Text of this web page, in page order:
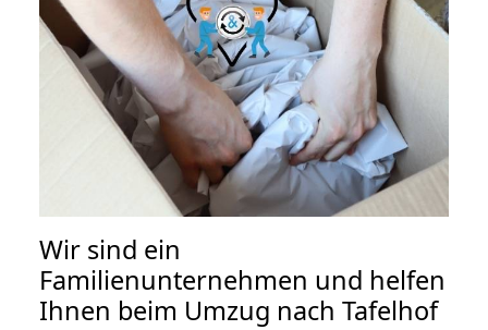
Wir sind ein
Familienunternehmen und helfen
Ihnen beim Umzug nach Tafelhof